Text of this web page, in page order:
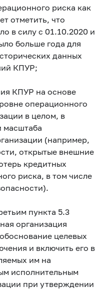
риска как
отметить, что
в силу с 01.10.2020 и
больше года для
данных
КПУР;
КПУР на основе
операционного
в целом, в
масштаба
(например,
открытые внешние
кредитных
риска, в том числе
пункта 5.3
организация
целевых
и включить его в
им на
исполнительным
при утверждении